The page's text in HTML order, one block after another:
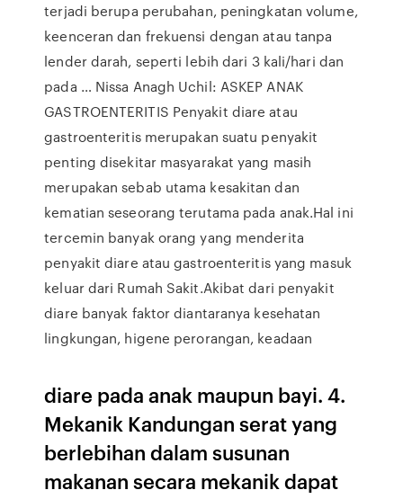
terjadi berupa perubahan, peningkatan volume,
keenceran dan frekuensi dengan atau tanpa
lender darah, seperti lebih dari 3 kali/hari dan
pada … Nissa Anagh Uchil: ASKEP ANAK
GASTROENTERITIS Penyakit diare atau
gastroenteritis merupakan suatu penyakit
penting disekitar masyarakat yang masih
merupakan sebab utama kesakitan dan
kematian seseorang terutama pada anak.Hal ini
tercemin banyak orang yang menderita
penyakit diare atau gastroenteritis yang masuk
keluar dari Rumah Sakit.Akibat dari penyakit
diare banyak faktor diantaranya kesehatan
lingkungan, higene perorangan, keadaan
diare pada anak maupun bayi. 4.
Mekanik Kandungan serat yang
berlebihan dalam susunan
makanan secara mekanik dapat